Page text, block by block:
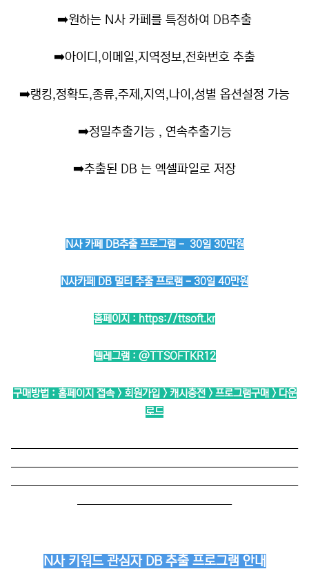
➡️원하는 N사 카페를 특정하여 DB추출
➡️아이디,이메일,지역정보,전화번호 추출
➡️랭킹,정확도,종류,주제,지역,나이,성별 옵션설정 가능
➡️정밀추출기능 , 연속추출기능
➡️추출된 DB 는 엑셀파일로 저장
N사 카페 DB추출 프로그램 - 30일 30만원
N사카페 DB 멀티 추출 프로램 - 30일 40만원
홈페이지 : https://ttsoft.kr
텔레그램 : @TTSOFTKR12
구매방법 : 홈페이지 접속 > 회원가입 > 캐시충전 > 프로그램구매 > 다운
로드
──────────────────────────
──────────────────────────
──────────────────────────
──────────────
N사 키워드 관심자 DB 추출 프로그램 안내